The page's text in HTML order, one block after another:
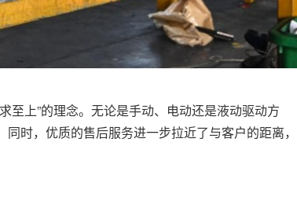
至上”的理念。无论是手动、电动还是液动驱动方
时，优质的售后服务进一步拉近了与客户的距离，